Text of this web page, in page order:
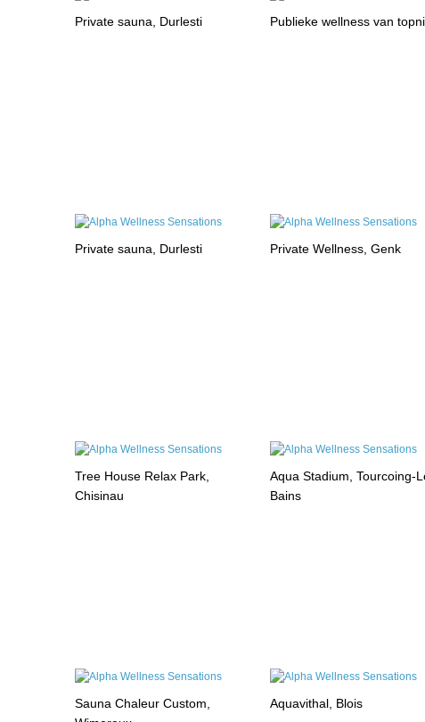
Private sauna, Durlesti Publieke wellness van
Private sauna, Durlesti Private Wellness, Genk
Tree House Relax Park,
Chisinau
Aqua Stadium, Tourcoing-
Bains
Sauna Chaleur Custom,
Aquavithal, Blois